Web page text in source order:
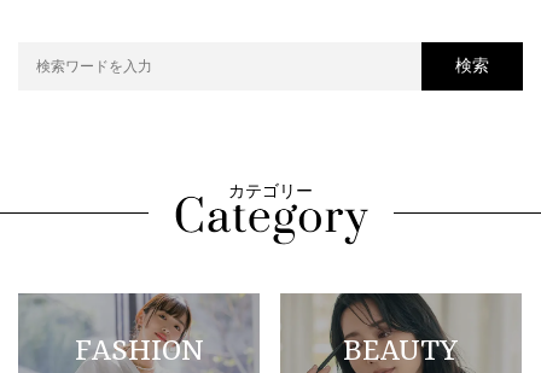
検索
カテゴリー
FASHION BEAUTY